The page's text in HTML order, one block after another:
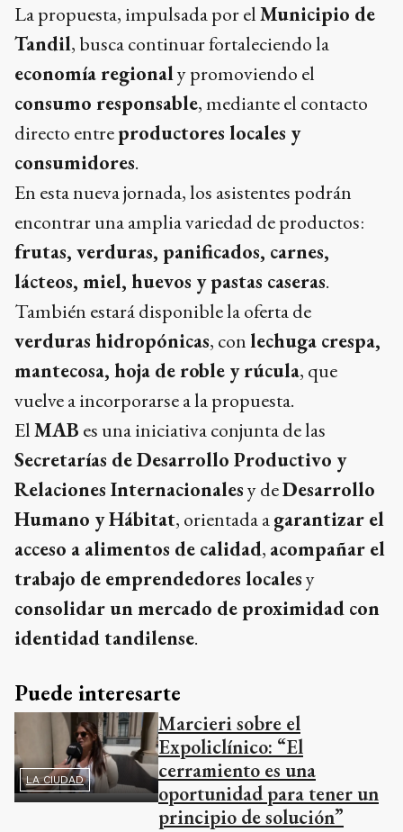
La propuesta, impulsada por elMunicipio de
Tandil, busca continuar fortaleciendo la
economía regionaly promoviendo el
consumo responsable, mediante el contacto
directo entreproductores locales y
consumidores.
En esta nueva jornada, los asistentes podrán
encontrar una amplia variedad de productos:
frutas, verduras, panificados, carnes,
lácteos, miel, huevos y pastas caseras.
También estará disponible la oferta de
verduras hidropónicas, conlechuga crespa,
mantecosa, hoja de roble y rúcula, que
vuelve a incorporarse a la propuesta.
ElMAB es una iniciativa conjunta de las
Secretarías de Desarrollo Productivo y
Relaciones Internacionalesy deDesarrollo
Humano y Hábitat, orientada agarantizar el
acceso a alimentos de calidad, acompañar el
trabajo de emprendedores localesy
consolidar un mercado de proximidad con
identidad tandilense.
Puede interesarte
LA CIUDAD
Marcieri sobre el
Expoliclínico: “El
cerramiento es una
oportunidad para tener un
principio de solución”